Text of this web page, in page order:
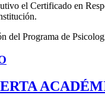
el Certificado en
del Programa de